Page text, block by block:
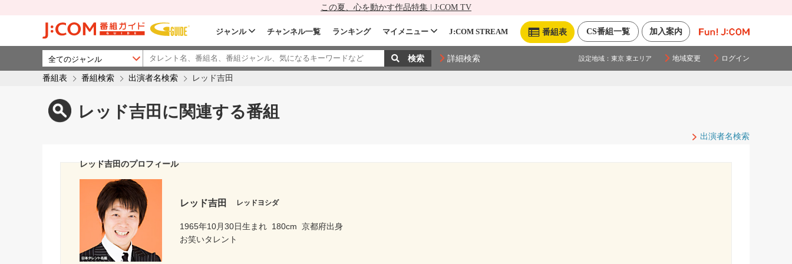
この夏、心を動かす作品特集 | J:COM TV
加入案内
CS番組一覧
番組表
ジャンル チャンネル一覧 ランキング マイメニュー J:COM STREAM
詳細検索 設定地域： 東京 東エリア 地域変更 ログイン
番組表 番組検索 出演者名検索 レッド吉田
レッド吉田に関連する番組
出演者名検索
レッド吉田のプロフィール
レッド吉田 レッドヨシダ
1965年10月30日生まれ 180cm 京都府出身
お笑いタレント